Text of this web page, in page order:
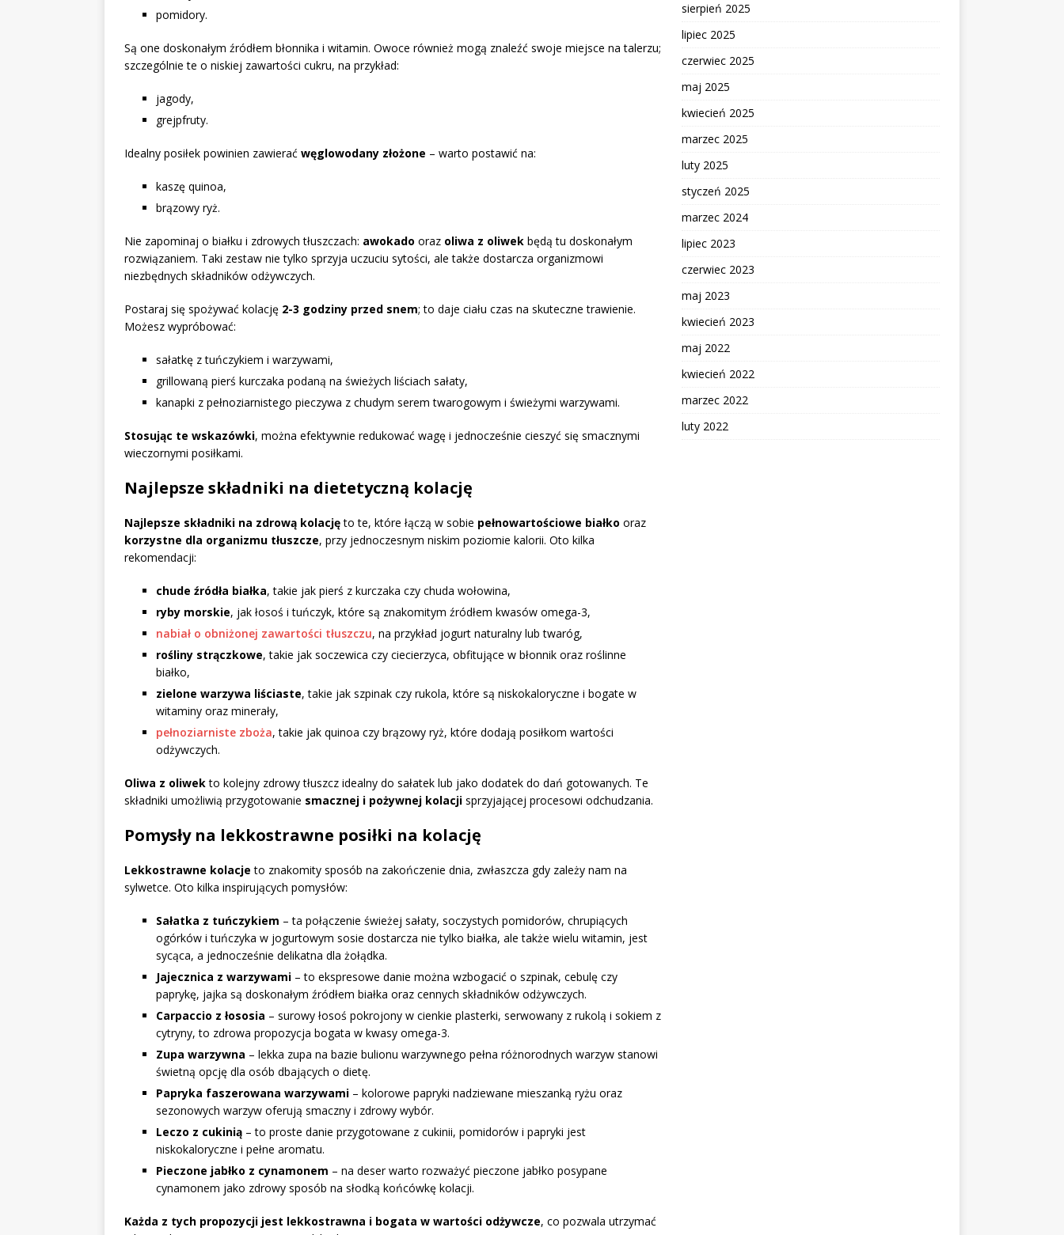
pomidory.
Są one doskonałym źródłem błonnika i witamin. Owoce również mogą znaleźć swoje miejsce na talerzu;
szczególnie te o niskiej zawartości cukru, na przykład:
jagody,
grejpfruty.
Idealny posiłek powinien zawierać węglowodany złożone – warto postawić na:
kaszę quinoa,
brązowy ryż.
Nie zapominaj o białku i zdrowych tłuszczach: awokado oraz oliwa z oliwek będą tu doskonałym
rozwiązaniem. Taki zestaw nie tylko sprzyja uczuciu sytości, ale także dostarcza organizmowi
niezbędnych składników odżywczych.
Postaraj się spożywać kolację 2-3 godziny przed snem; to daje ciału czas na skuteczne trawienie.
Możesz wypróbować:
sałatkę z tuńczykiem i warzywami,
grillowaną pierś kurczaka podaną na świeżych liściach sałaty,
kanapki z pełnoziarnistego pieczywa z chudym serem twarogowym i świeżymi warzywami.
Stosując te wskazówki, można efektywnie redukować wagę i jednocześnie cieszyć się smacznymi
wieczornymi posiłkami.
Najlepsze składniki na dietetyczną kolację
Najlepsze składniki na zdrową kolacjęto te, które łączą w sobie pełnowartościowe białko oraz
korzystne dla organizmu tłuszcze, przy jednoczesnym niskim poziomie kalorii. Oto kilka
rekomendacji:
chude źródła białka, takie jak pierś z kurczaka czy chuda wołowina,
ryby morskie, jak łosoś i tuńczyk, które są znakomitym źródłem kwasów omega-3,
nabiał o obniżonej zawartości tłuszczu, na przykład jogurt naturalny lub twaróg,
rośliny strączkowe, takie jak soczewica czy ciecierzyca, obfitujące w błonnik oraz roślinne
białko,
zielone warzywa liściaste, takie jak szpinak czy rukola, które są niskokaloryczne i bogate w
witaminy oraz minerały,
pełnoziarniste zboża, takie jak quinoa czy brązowy ryż, które dodają posiłkom wartości
odżywczych.
Oliwa z oliwekto kolejny zdrowy tłuszcz idealny do sałatek lub jako dodatek do dań gotowanych. Te
składniki umożliwią przygotowanie smacznej i pożywnej kolacji sprzyjającej procesowi odchudzania.
Pomysły na lekkostrawne posiłki na kolację
Lekkostrawne kolacje to znakomity sposób na zakończenie dnia, zwłaszcza gdy zależy nam na
sylwetce. Oto kilka inspirujących pomysłów:
Sałatka z tuńczykiem – ta połączenie świeżej sałaty, soczystych pomidorów, chrupiących
ogórków i tuńczyka w jogurtowym sosie dostarcza nie tylko białka, ale także wielu witamin, jest
sycąca, a jednocześnie delikatna dla żołądka.
Jajecznica z warzywami – to ekspresowe danie można wzbogacić o szpinak, cebulę czy
paprykę, jajka są doskonałym źródłem białka oraz cennych składników odżywczych.
Carpaccio z łososia – surowy łosoś pokrojony w cienkie plasterki, serwowany z rukolą i sokiem z
cytryny, to zdrowa propozycja bogata w kwasy omega-3.
Zupa warzywna – lekka zupa na bazie bulionu warzywnego pełna różnorodnych warzyw stanowi
świetną opcję dla osób dbających o dietę.
Papryka faszerowana warzywami – kolorowe papryki nadziewane mieszanką ryżu oraz
sezonowych warzyw oferują smaczny i zdrowy wybór.
Leczo z cukinią – to proste danie przygotowane z cukinii, pomidorów i papryki jest
niskokaloryczne i pełne aromatu.
Pieczone jabłko z cynamonem – na deser warto rozważyć pieczone jabłko posypane
cynamonem jako zdrowy sposób na słodką końcówkę kolacji.
Każda z tych propozycji jest lekkostrawna i bogata w wartości odżywcze, co pozwala utrzymać
sierpień 2025
lipiec 2025
czerwiec 2025
maj 2025
kwiecień 2025
marzec 2025
luty 2025
styczeń 2025
marzec 2024
lipiec 2023
czerwiec 2023
maj 2023
kwiecień 2023
maj 2022
kwiecień 2022
marzec 2022
luty 2022